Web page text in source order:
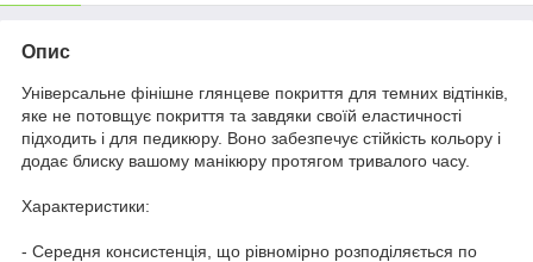
Опис
Універсальне фінішне глянцеве покриття для темних відтінків,
яке не потовщує покриття та завдяки своїй еластичності
підходить і для педикюру. Воно забезпечує стійкість кольору і
додає блиску вашому манікюру протягом тривалого часу.
Характеристики:
- Середня консистенція, що рівномірно розподіляється по